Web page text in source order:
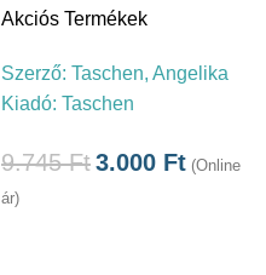
Akciós Termékek
Szerző: Taschen, Angelika
Kiadó: Taschen
9.745Ft3.000 Ft (Online
ár)